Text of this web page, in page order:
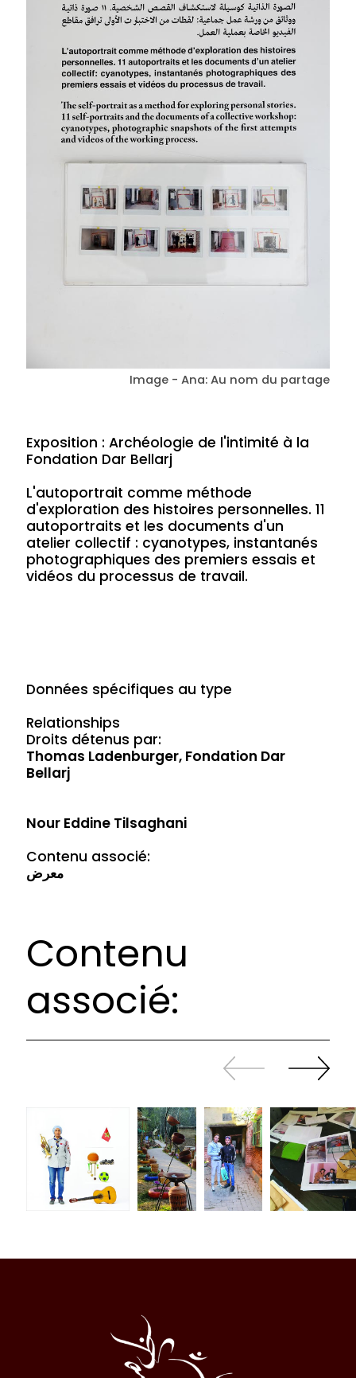
Image - Ana: Au nom du partage
Exposition : Archéologie de l'intimité à la
Fondation Dar Bellarj
L'autoportrait comme méthode
d'exploration des histoires personnelles. 11
autoportraits et les documents d'un
atelier collectif : cyanotypes, instantanés
photographiques des premiers essais et
vidéos du processus de travail.
Données spécifiques au type
Relationships
Droits détenus par:
Thomas Ladenburger, Fondation Dar
Bellarj
Nour Eddine Tilsaghani
Contenu associé:
معرض
Contenu
associé:
Revenir
en
continuer
Halqa